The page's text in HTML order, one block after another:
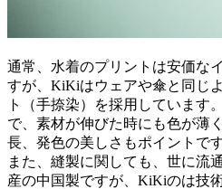
通常、水着のプリントは安価な
すが、KiKiはウェアや傘と同じ
ト（手捺染）を採用しています
で、素材が伸びた時にも色が薄
長、発色の美しさもポイントです
また、縫製に関しても、世に流
産の中国製ですが、KiKiのは技